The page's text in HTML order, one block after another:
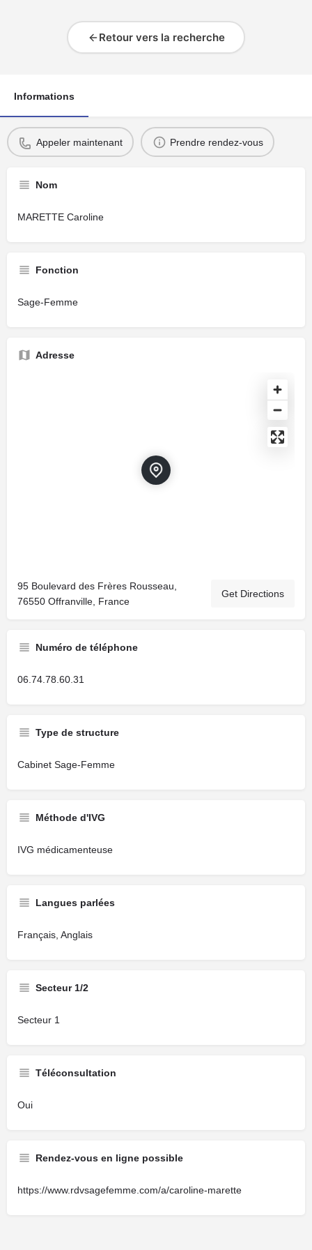
Retour vers la recherche
Informations
Appeler maintenant Prendre rendez-vous
Nom
MARETTE Caroline
Fonction
Sage-Femme
Adresse
95 Boulevard des Frères Rousseau,
76550 Offranville, France
Get Directions
Numéro de téléphone
06.74.78.60.31
Type de structure
Cabinet Sage-Femme
Méthode d'IVG
IVG médicamenteuse
Langues parlées
Français, Anglais
Secteur 1/2
Secteur 1
Téléconsultation
Oui
Rendez-vous en ligne possible
https://www.rdvsagefemme.com/a/caroline-marette